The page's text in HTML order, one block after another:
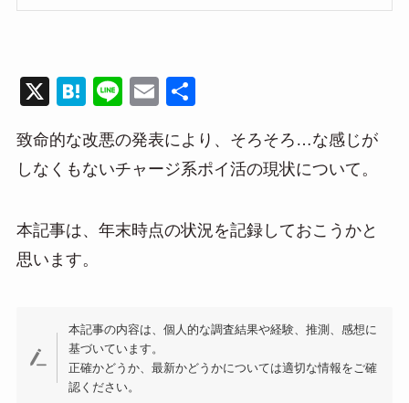
X
H
e
n
Li
e
E
ail
致命的な改悪の発表により、そろそろ…な感じが
しなくもないチャージ系ポイ活の現状について。
本記事は、年末時点の状況を記録しておこうかと
思います。
本記事の内容は、個人的な調査結果や経験、推測、感想に
基づいています。
正確かどうか、最新かどうかについては適切な情報をご確
認ください。